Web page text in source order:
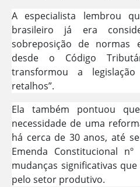
A especialista lembrou
brasileiro já era
sobreposição de normas
desde o Código
transformou a
retalhos”.
Ela também pontuou
necessidade de uma
há cerca de 30 anos, até
Emenda Constitucional
mudanças significativas
pelo setor produtivo.